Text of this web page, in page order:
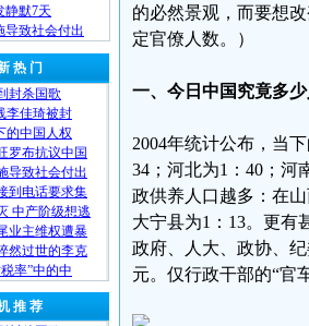
静默7天
导致社会付出
热 门
封杀国歌
李佳琦被封
的中国人权
罗布抗议中国
导致社会付出
到电话要求集
中产阶级想逃
业主维权遭暴
然过世的李克
率”中的中
推 荐
的必然景观，而要想
定官僚人数。）
一、今日中国究竟多
2004年统计公布，当
34；河北为1：40；河
政供养人口越多：在
大宁县为1：13。更有
政府、人大、政协、
元。仅行政干部的“官